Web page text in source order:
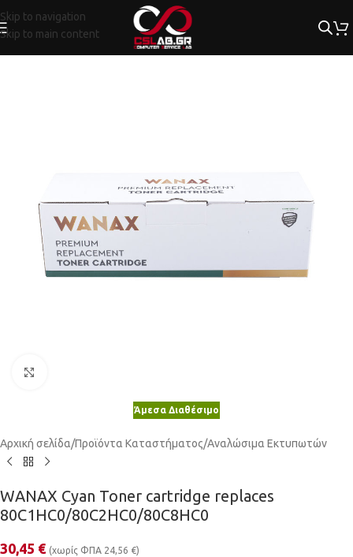
Skip to navigation
Skip to main content
Άμεσα Διαθέσιμο
Αρχική σελίδα/Προϊόντα Καταστήματος/Αναλώσιμα Εκτυπωτών
WANAX Cyan Toner cartridge replaces
80C1HC0/80C2HC0/80C8HC0
30,45 € (χωρίς ΦΠΑ 24,56 €)